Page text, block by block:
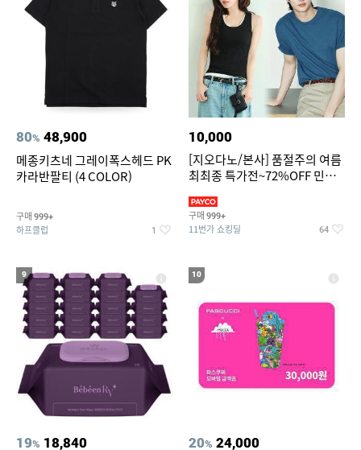
80% 48,900
메종키츠네 그레이폭스헤드 PK
카라반팔티 (4 COLOR)
구매 999+
하프클럽 1
10,000
[지오다노/본사] 품절주의 여름
최최종 특가전~72%OFF 민소
구매 999+
11번가 쇼킹딜 64
9
19% 18,840
10
20% 24,000